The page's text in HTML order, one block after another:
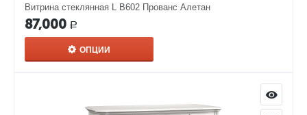
Витрина стеклянная L В602 Прованс Алетан
87,000 Р
ОПЦИИ